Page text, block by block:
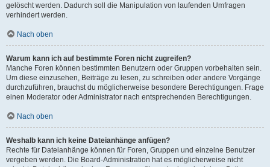
gelöscht werden. Dadurch soll die Manipulation von laufenden Umfragen
verhindert werden.
Nach oben
Warum kann ich auf bestimmte Foren nicht zugreifen?
Manche Foren können bestimmten Benutzern oder Gruppen vorbehalten sein.
Um diese einzusehen, Beiträge zu lesen, zu schreiben oder andere Vorgänge
durchzuführen, brauchst du möglicherweise besondere Berechtigungen. Frage
einen Moderator oder Administrator nach entsprechenden Berechtigungen.
Nach oben
Weshalb kann ich keine Dateianhänge anfügen?
Rechte für Dateianhänge können für Foren, Gruppen und einzelne Benutzer
vergeben werden. Die Board-Administration hat es möglicherweise nicht